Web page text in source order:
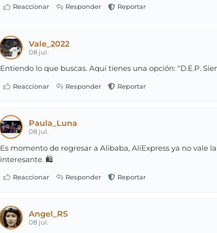
Vale_2022
08 jul.
Entiendo lo que buscas. Aquí tienes una opción: "D.E.P.
Paula_Luna
08 jul.
Es momento de regresar a Alibaba, AliExpress ya no vale
interesante. 🛍️
Angel_RS
08 jul.